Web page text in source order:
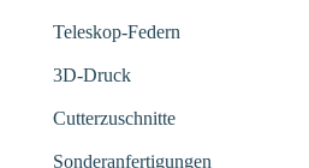
Teleskop-Federn
3D-Druck
Cutterzuschnitte
Sonderanfertigungen